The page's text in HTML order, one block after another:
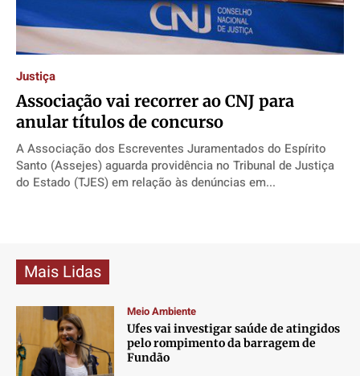
Direitos
Economia
Colunas
Caetano Roque
Jr Mignone (in memorian)
Wanda Sily
Anuncie
Quem Somos
Expediente
Contato
Direitos
Economia
Colunas
Caetano Roque
Jr Mignone (in memorian)
Wanda Sily
Anuncie
Quem Somos
Expediente
Contato
Direitos
Economia
Colunas
Caetano Roque
Jr Mignone (in memorian)
Wanda Sily
Anuncie
Quem Somos
Expediente
Contato
Direitos
Economia
Colunas
Caetano Roque
Jr Mignone (in memorian)
Wanda Sily
Anuncie
Quem Somos
Expediente
Contato
Justiça
Associação vai recorrer ao CNJ para
anular títulos de concurso
A Associação dos Escreventes Juramentados do Espírito
Santo (Assejes) aguarda providência no Tribunal de Justiça
do Estado (TJES) em relação às denúncias em...
Mais Lidas
Meio Ambiente
Ufes vai investigar saúde de atingidos
pelo rompimento da barragem de
Fundão